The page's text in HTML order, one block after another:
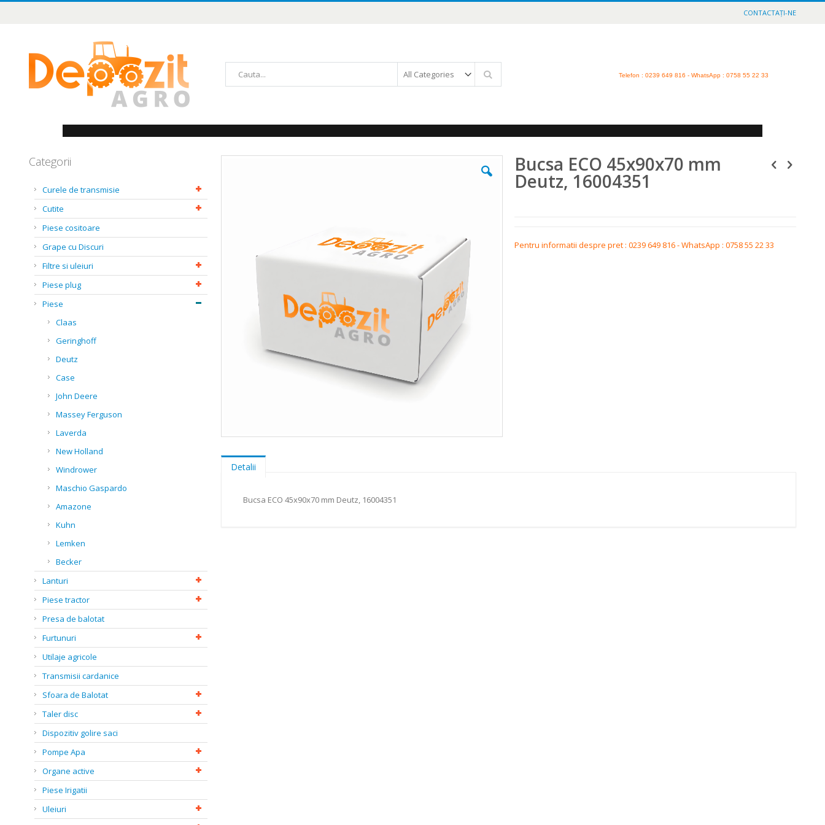
CONTACTAȚI-NE
Căutare
Telefon : 0239 649 816 - WhatsApp : 0758 55 22 33
to
the
Bucsa ECO 45x90x70 mm
Deutz, 16004351
Pentru informatii despre pret : 0239 649 816 - WhatsApp : 0758 55 22 33
Detalii
Bucsa ECO 45x90x70 mm Deutz, 16004351
Categorii
Curele de transmisie
Cutite
Piese cositoare
Grape cu Discuri
Filtre si uleiuri
Piese plug
Piese
Claas
Geringhoff
Deutz
Case
John Deere
Massey Ferguson
Laverda
New Holland
Windrower
Maschio Gaspardo
Amazone
Kuhn
Lemken
Becker
Lanturi
Piese tractor
Presa de balotat
Furtunuri
Utilaje agricole
Transmisii cardanice
Sfoara de Balotat
Taler disc
Dispozitiv golire saci
Pompe Apa
Organe active
Piese Irigatii
Uleiuri